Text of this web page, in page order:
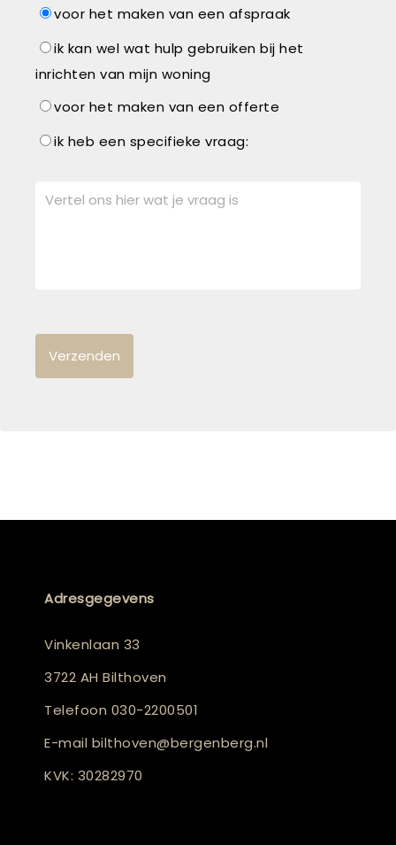
voor het maken van een afspraak
ik kan wel wat hulp gebruiken bij het
inrichten van mijn woning
voor het maken van een offerte
ik heb een specifieke vraag:
Adresgegevens
Vinkenlaan 33
3722 AH Bilthoven
Telefoon 030-2200501
E-mail bilthoven@bergenberg.nl
KVK: 30282970